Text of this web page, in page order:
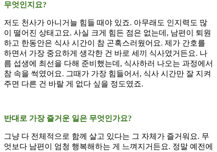
무엇인지요?
저도 천사가 아니거늘 힘들 때야 있죠. 아무래도 인지력도 많
이 떨어진 상태고요. 사실 크게 힘든 점은 없는데, 남편이 퇴원
하고 한동안은 식사 시간이 참 곤혹스러웠어요. 제가 간호를
하면서 가장 중요하게 생각한 건 바로 세끼 식사였거든요. 나
름 섭생에 최선을 다해 준비했는데, 식사하러 나오는 과정에서
참 속을 썩였어요. 그때가 가장 힘들어서, 식사 시간만 잘 지켜
주면 다른 건 바랄 게 없다 싶을 정도였죠.
반대로 가장 즐거운 일은 무엇인가요?
그냥 다 전체적으로 함께 살고 있다는 그 자체가 즐거워요. 무
엇보다 남편이 엄청 행복해하는 게 느껴지거든요. 정말 예전에